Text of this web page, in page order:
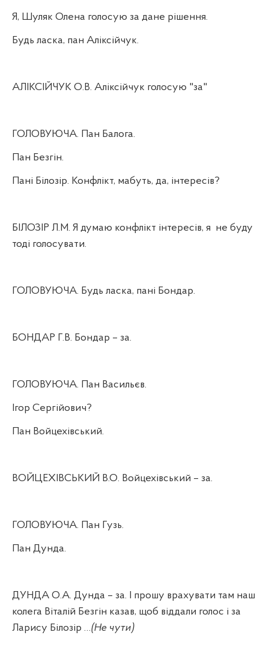
Я, Шуляк Олена голосую за дане рішення.
Будь ласка, пан Аліксійчук.
АЛІКСІЙЧУК О.В. Аліксійчук голосую "за"
ГОЛОВУЮЧА. Пан Балога.
Пан Безгін.
Пані Білозір. Конфлікт, мабуть, да, інтересів?
БІЛОЗІР Л.М. Я думаю конфлікт інтересів, я не буду
тоді голосувати.
ГОЛОВУЮЧА. Будь ласка, пані Бондар.
БОНДАР Г.В. Бондар – за.
ГОЛОВУЮЧА. Пан Васильєв.
Ігор Сергійович?
Пан Войцехівський.
ВОЙЦЕХІВСЬКИЙ В.О. Войцехівський – за.
ГОЛОВУЮЧА. Пан Гузь.
Пан Дунда.
ДУНДА О.А. Дунда – за. І прошу врахувати там наш
колега Віталій Безгін казав, щоб віддали голос і за
Ларису Білозір …(Не чути)